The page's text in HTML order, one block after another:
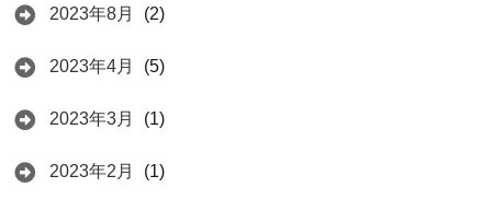
2023年8月 (2)
2023年4月 (5)
2023年3月 (1)
2023年2月 (1)